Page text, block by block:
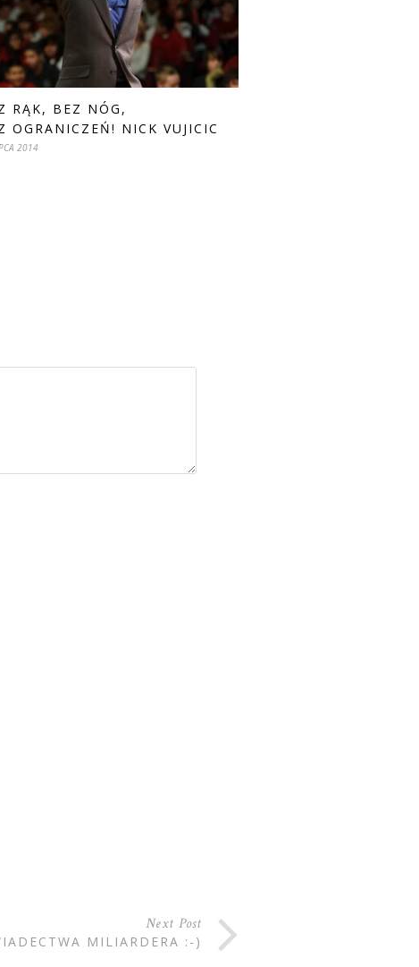
RĄK, BEZ NÓG,
OGRANICZEŃ! NICK VUJICIC
2014
Next Post
MILIARDERA :-)